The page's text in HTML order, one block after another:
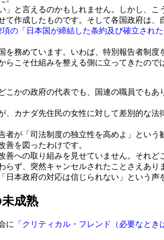
と言えるのかもしれません。しかし、
作成したものです。そして各国政府は
項の「日本国が締結した条約及び確立され
務めています。いわば、特別報告者制
こそ仕組みを整える側に立ってきたの
かの政府の代表でも、国連の職員でも
カナダ先住民の女性に対して差別的な
が「司法制度の独立性を高めよ」とい
を図ったわけです。
への取り組みを見せていません。それ
ず、突然キャンセルされたことさえあ
本政府の対応は信じられない」という声
成熟
に 「クリティカル・フレンド（必要なとき